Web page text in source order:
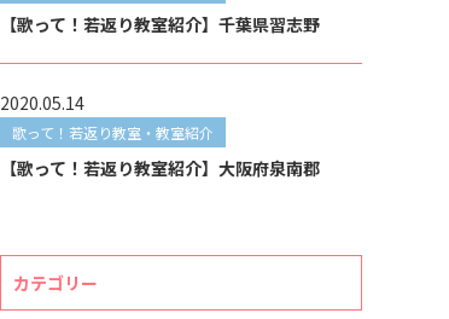
【歌って！若返り教室紹介】千葉県習志野
2020.05.14
歌って！若返り教室・教室紹介
【歌って！若返り教室紹介】大阪府泉南郡
カテゴリー